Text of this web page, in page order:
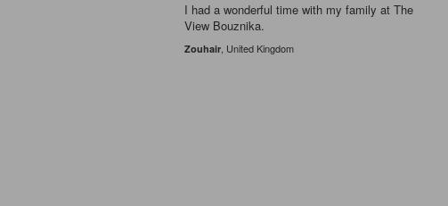
I had a wonderful time with my family at The
View Bouznika.
Zouhair, United Kingdom